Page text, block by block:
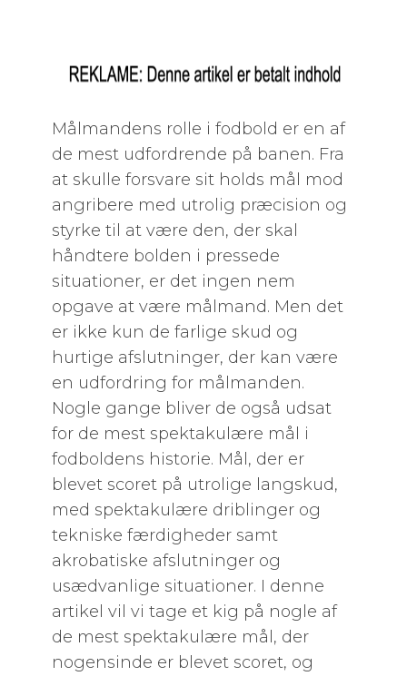
Målmandens rolle i fodbold er en af
de mest udfordrende på banen. Fra
at skulle forsvare sit holds mål mod
angribere med utrolig præcision og
styrke til at være den, der skal
håndtere bolden i pressede
situationer, er det ingen nem
opgave at være målmand. Men det
er ikke kun de farlige skud og
hurtige afslutninger, der kan være
en udfordring for målmanden.
Nogle gange bliver de også udsat
for de mest spektakulære mål i
fodboldens historie. Mål, der er
blevet scoret på utrolige langskud,
med spektakulære driblinger og
tekniske færdigheder samt
akrobatiske afslutninger og
usædvanlige situationer. I denne
artikel vil vi tage et kig på nogle af
de mest spektakulære mål, der
nogensinde er blevet scoret, og